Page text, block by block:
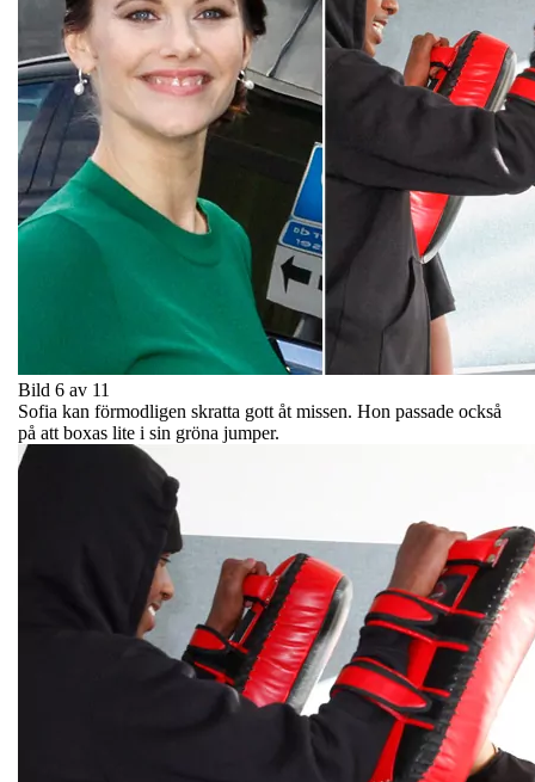
Bild 6 av 11
Sofia kan förmodligen skratta gott åt missen. Hon passade också
på att boxas lite i sin gröna jumper.